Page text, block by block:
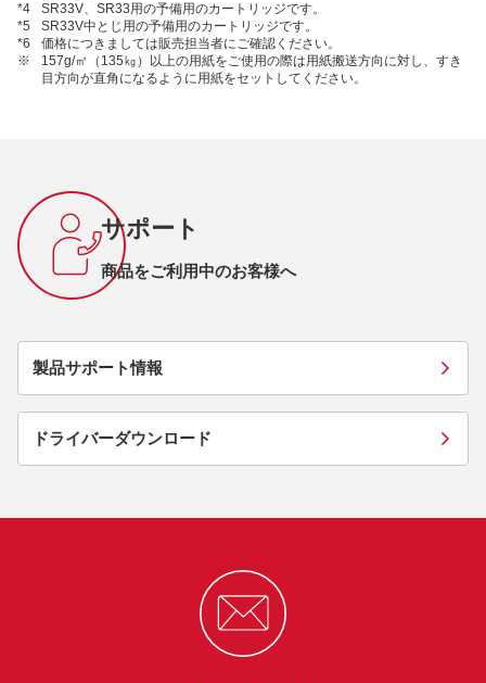
*4
SR33V、SR33用の予備用のカートリッジです。
*5
SR33V中とじ用の予備用のカートリッジです。
*6
価格につきましては販売担当者にご確認ください。
※
157g/㎡（135㎏）以上の用紙をご使用の際は用紙搬送方向に対し、すき
目方向が直角になるように用紙をセットしてください。
サポート
商品をご利用中のお客様へ
製品サポート情報
ドライバーダウンロード